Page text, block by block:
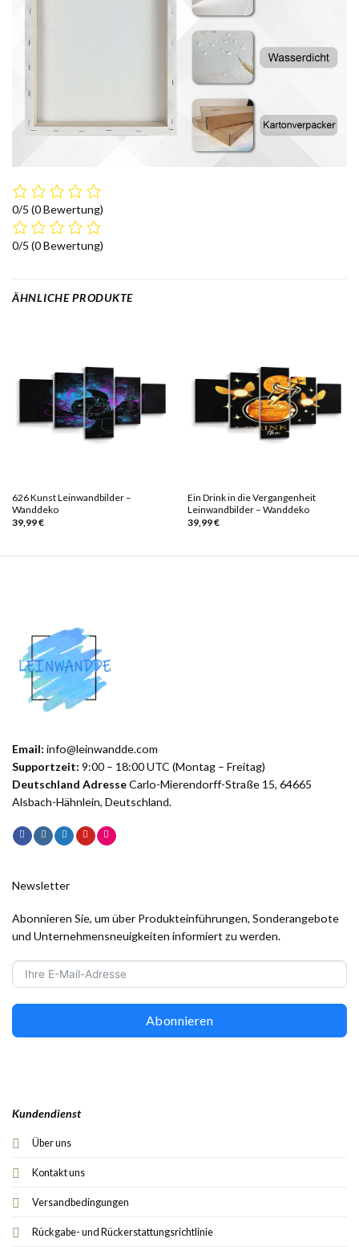
0/5 (0 Bewertung)
0/5 (0 Bewertung)
ÄHNLICHE PRODUKTE
626 Kunst Leinwandbilder –
Wanddeko
39,99€
Ein Drink in die Vergangenheit
Leinwandbilder – Wanddeko
39,99€
Email: info@leinwandde.com
Supportzeit: 9:00 – 18:00 UTC (Montag – Freitag)
Deutschland AdresseCarlo-Mierendorff-Straße 15, 64665
Alsbach-Hähnlein, Deutschland.
Kundendienst
Über uns
Kontakt uns
Versandbedingungen
Rückgabe- und Rückerstattungsrichtlinie
Newsletter
Abonnieren Sie, um über Produkteinführungen, Sonderangebote
und Unternehmensneuigkeiten informiert zu werden.
Abonnieren